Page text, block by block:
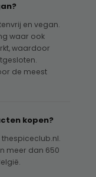
en vegan.
waar ook
waardoor
de meest
kopen?
meer dan 650